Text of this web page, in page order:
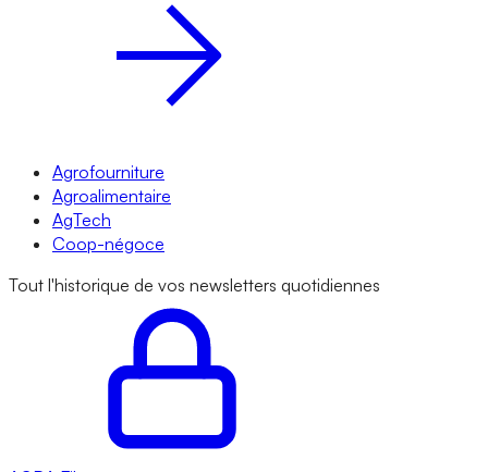
Agrofourniture
Agroalimentaire
AgTech
Coop-négoce
Tout l'historique de vos newsletters quotidiennes